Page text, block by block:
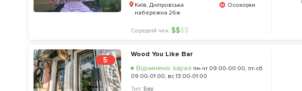
Київ, Дніпровська
набережна 26ж
Осокорки
Середній чек: $$$$
5
Wood You Like Bar
Відчинено зараз пн-чт 09:00-00:00, пт-сб
09:00-01:00, вс 13:00-01:00
Тип: Бар